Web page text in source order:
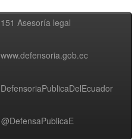
151 Asesoría legal
www.defensoria.gob.ec
DefensoriaPublicaDelEcuador
@DefensaPublicaE